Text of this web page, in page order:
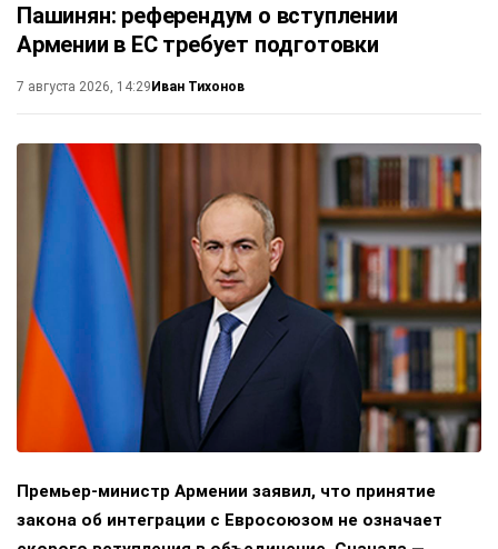
Пашинян: референдум о вступлении
Армении в ЕС требует подготовки
7 августа 2026, 14:29Иван Тихонов
Премьер-министр Армении заявил, что принятие
закона об интеграции с Евросоюзом не означает